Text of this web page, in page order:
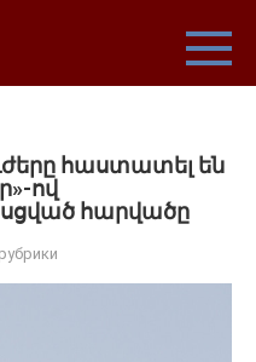
հաստատել են
ով
հարվածը